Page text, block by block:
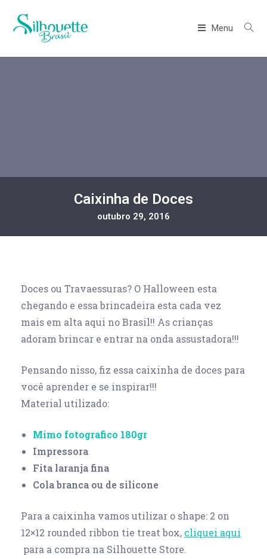
Menu
Caixinha de Doces
outubro 29, 2016
Doces ou Travaessuras? O Halloween esta
chegando e essa brincadeira esta cada vez
mais em alta aqui no Brasil!! As crianças
adoram brincar e entrar na onda assustadora!!!
Pensando nisso, fiz essa caixinha de doces para
você aprender e se inspirar!!!
Material utilizado:
Mimo fotografico 180gr
Impressora
Fita laranja fina
Cola branca ou de silicone
Para a caixinha vamos utilizar o shape: 2 on
12×12 rounded ribbon tie treat box, cliquei aqui
para a compra na Silhouette Store.